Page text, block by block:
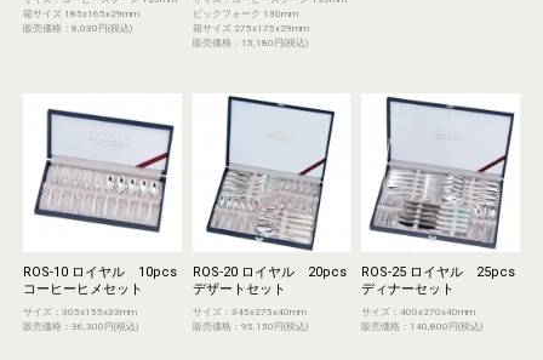
箱サイズ 185x165x29mm
販売価格：8,030円(税込)
ピックフォーク 130mm
箱サイズ 275x175x29mm
販売価格：15,180円(税込)
ROS-10 ロイヤル 10pcs
コーヒーヒメセット
サイズ：305x155x33mm
販売価格：36,300円(税込)
ROS-20 ロイヤル 20pcs
デザートセット
サイズ：345x275x40mm
販売価格：95,150円(税込)
ROS-25 ロイヤル 25pcs
ディナーセット
サイズ：400x270x40mm
販売価格：140,800円(税込)